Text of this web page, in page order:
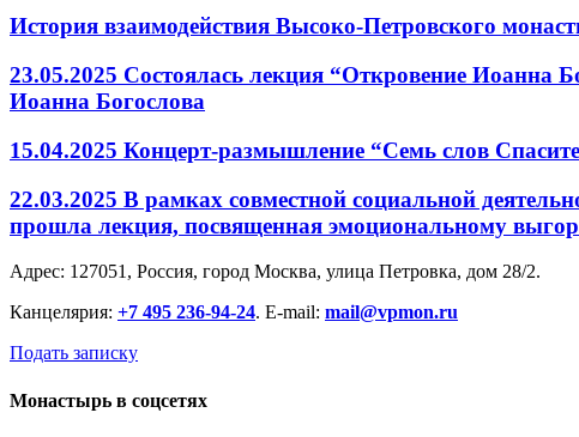
История взаимодействия Высоко-Петровского
23.05.2025 Состоялась лекция “Откровение Иоанна
Иоанна Богослова
15.04.2025 Концерт-размышление “Семь слов
22.03.2025 В рамках совместной социальной
прошла лекция, посвященная эмоциональному
Адрес: 127051, Россия, город Москва, улица Петровка, дом 28/2.
Канцелярия: +7 495 236-94-24. E-mail: mail@vpmon.ru
Подать записку
Монастырь в соцсетях